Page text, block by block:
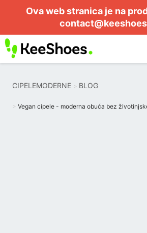
Ova web stranica je na
CIPELEMODERNE BLOG
Vegan cipele - moderna obuća bez